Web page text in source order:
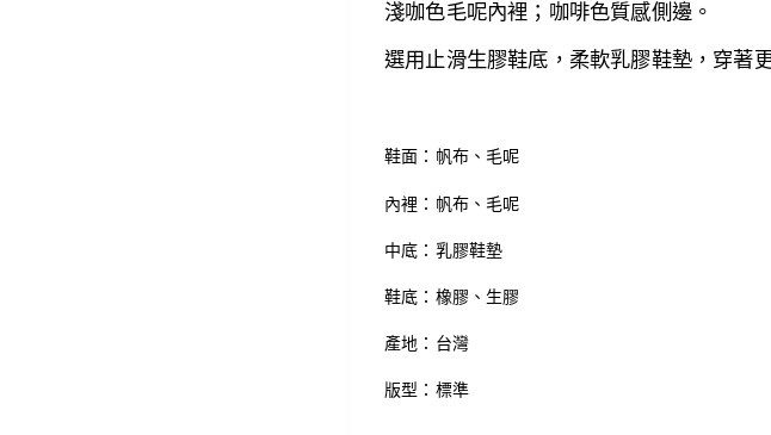
淺咖色毛呢內裡；咖啡色質感側邊。
選用 止滑生膠鞋底， 柔軟乳膠鞋墊，穿著
鞋面：帆布 、毛呢
內裡：帆布、毛呢
中底：乳膠鞋墊
鞋底：橡膠、生膠
產地：台灣
版型：標準